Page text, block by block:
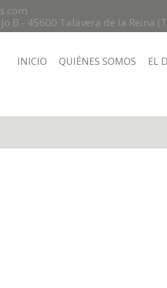
B - 45600 Talavera de la Reina
INICIO QUIÉNES SOMOS EL